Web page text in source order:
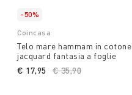
-50%
Coincasa
Telo mare hammam in cotone
jacquard fantasia a foglie
Price reduced from
€ 35,90
€ 17,95